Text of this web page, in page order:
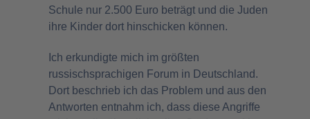
Schule nur 2.500 Euro beträgt und die Juden
ihre Kinder dort hinschicken können.
Ich erkundigte mich im größten
russischsprachigen Forum in Deutschland.
Dort beschrieb ich das Problem und aus den
Antworten entnahm ich, dass diese Angriffe